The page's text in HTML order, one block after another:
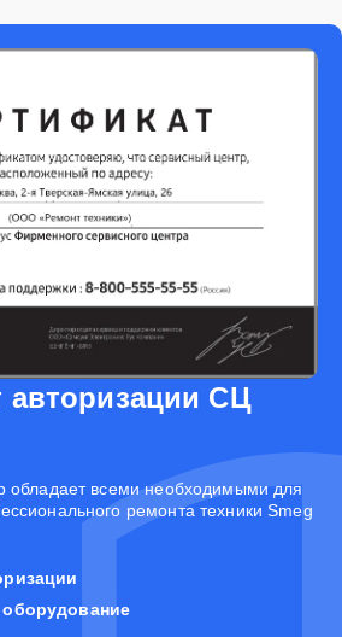
авторизации СЦ
обладает всеми необходимыми для
ремонта техники Smeg